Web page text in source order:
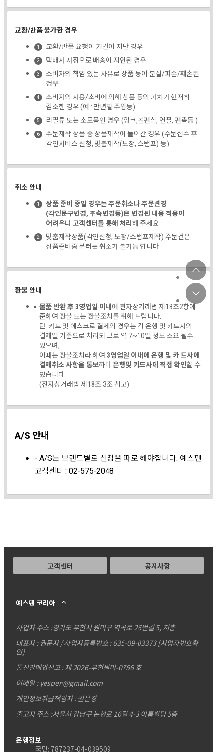
교환/반품 불가한 경우
교환/반품 요청이 기간이 지난 경우
택배사 사정으로 배송이 지연된 경우
소비자의 책임 있는 사유로 상품 등이 분실/파손/훼손된
경우
소비자의 사용/소비에 의해 상품 등의 가치가 현저히
감소한 경우 (예 : 만년필 주입등)
리필류 또는 소모품인 경우 (잉크,볼펜심, 연필, 펜촉등 )
주문제작 상품 중 상품제작에 들어간 경우 (주문접수 후
각인서비스 신청, 맞춤제작(도장, 스탬프) 등)
취소 안내
상품 준비 중일 경우는 주문취소나 주문변경
(각인문구변경, 주속변경등)은 변경된 내용 적용이
어려우니 고객센터를 통해 처리해 주세요
맞춤제작상품(각인신청, 도장/스탬프제작) 주문건은
상품준비중 부터는 취소가 불가능 합니다
환불 안내
물품 반환 후 3영업일 이내에 전자상거래법 제18조2항에
준하여 환불 또는 환불조치를 취해 드립니다.
단, 카드 및 에스크로 결제의 경우는 각 은행 및 카드사의
결제일 기준으로 처리되 므로 약 7~10일 정도 소요 될수
있으며,
이때는 환불조치라 하여3영업일 이내에 은행 및 카 드사에
결제취소 사항을 통보하며 은행및 카드사에 직접 확인할 수
있습니다
(전자상거래법 제18조 3조 참고)
A/S 안내
- A/S는 브랜드별로 신청을 따로 해야합니다. 예스펜
고객센터 : 02-575-2048
고객센터 공지사항
예스펜 코리아
사업자 주소 :경기도 부천시 원미구 역곡로 26번길 5, 지층
대표자 : 권문자 / 사업자등록번호 : 635-09-03373 [사업자번호확
인]
통신판매업신고 : 제 2026-부천원미-0756 호
이메일 : yespen@gmail.com
개인정보취급책임자 : 권은경
출고지 주소 :서울시 강남구 논현로 16길 4-3 이룸빌딩 5층
은행정보
국민: 787237-04-039509